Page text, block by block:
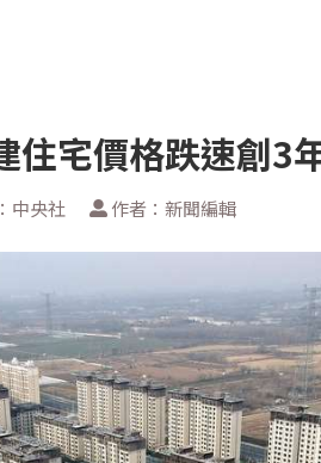
住宅價格跌速創3
中央社 作者：新聞編輯